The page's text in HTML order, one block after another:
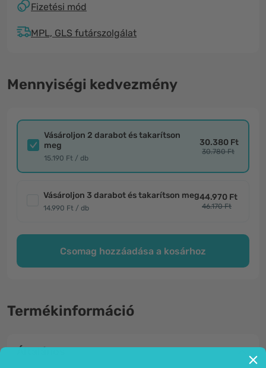
Fizetési mód
MPL, GLS futárszolgálat
Mennyiségi kedvezmény
Vásároljon 2 darabot és takarítson
meg
15.190 Ft / db
30.380 Ft
30.780 Ft
Vásároljon 3 darabot és takarítson meg
14.990 Ft / db
44.970 Ft
46.170 Ft
Csomag hozzáadása a kosárhoz
Termékinformáció
Általános